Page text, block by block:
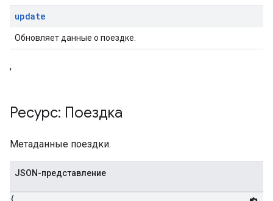
update
Обновляет данные о поездке.
,
Ресурс: Поездка
Метаданные поездки.
JSON-представление
{